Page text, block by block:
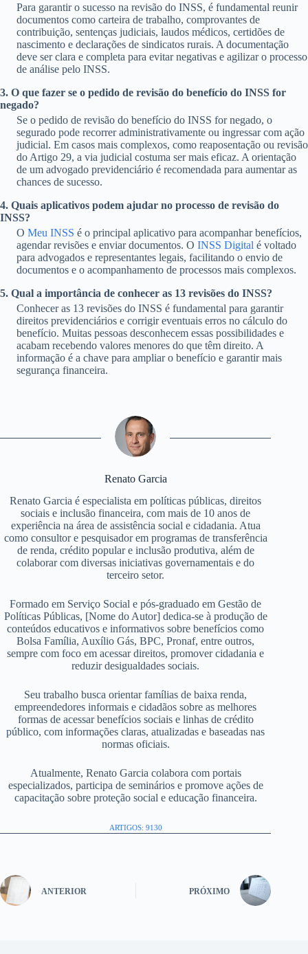
Para garantir o sucesso na revisão do INSS, é fundamental reunir
documentos como carteira de trabalho, comprovantes de
contribuição, sentenças judiciais, laudos médicos, certidões de
nascimento e declarações de sindicatos rurais. A documentação
deve ser clara e completa para evitar negativas e agilizar o processo
de análise pelo INSS.
3. O que fazer se o pedido de revisão do benefício do INSS for
negado?
Se o pedido de revisão do benefício do INSS for negado, o
segurado pode recorrer administrativamente ou ingressar com ação
judicial. Em casos mais complexos, como reaposentação ou revisão
do Artigo 29, a via judicial costuma ser mais eficaz. A orientação
de um advogado previdenciário é recomendada para aumentar as
chances de sucesso.
4. Quais aplicativos podem ajudar no processo de revisão do
INSS?
O Meu INSS é o principal aplicativo para acompanhar benefícios,
agendar revisões e enviar documentos. O INSS Digital é voltado
para advogados e representantes legais, facilitando o envio de
documentos e o acompanhamento de processos mais complexos.
5. Qual a importância de conhecer as 13 revisões do INSS?
Conhecer as 13 revisões do INSS é fundamental para garantir
direitos previdenciários e corrigir eventuais erros no cálculo do
benefício. Muitas pessoas desconhecem essas possibilidades e
acabam recebendo valores menores do que têm direito. A
informação é a chave para ampliar o benefício e garantir mais
segurança financeira.
Renato Garcia
Renato Garcia é especialista em políticas públicas, direitos
sociais e inclusão financeira, com mais de 10 anos de
experiência na área de assistência social e cidadania. Atua
como consultor e pesquisador em programas de transferência
de renda, crédito popular e inclusão produtiva, além de
colaborar com diversas iniciativas governamentais e do
terceiro setor.
Formado em Serviço Social e pós-graduado em Gestão de
Políticas Públicas, [Nome do Autor] dedica-se à produção de
conteúdos educativos e informativos sobre benefícios como
Bolsa Família, Auxílio Gás, BPC, Pronaf, entre outros,
sempre com foco em acessar direitos, promover cidadania e
reduzir desigualdades sociais.
Seu trabalho busca orientar famílias de baixa renda,
empreendedores informais e cidadãos sobre as melhores
formas de acessar benefícios sociais e linhas de crédito
público, com informações claras, atualizadas e baseadas nas
normas oficiais.
Atualmente, Renato Garcia colabora com portais
especializados, participa de seminários e promove ações de
capacitação sobre proteção social e educação financeira.
ARTIGOS: 9130
ANTERIOR PRÓXIMO